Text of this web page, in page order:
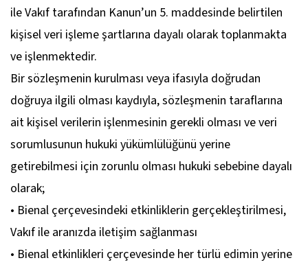
ile Vakıf tarafından Kanun’un 5. maddesinde belirtilen
kişisel veri işleme şartlarına dayalı olarak toplanmakta
ve işlenmektedir.
Bir sözleşmenin kurulması veya ifasıyla doğrudan
doğruya ilgili olması kaydıyla, sözleşmenin taraflarına
ait kişisel verilerin işlenmesinin gerekli olması ve veri
sorumlusunun hukuki yükümlülüğünü yerine
getirebilmesi için zorunlu olması hukuki sebebine dayalı
olarak;
• Bienal çerçevesindeki etkinliklerin gerçekleştirilmesi,
Vakıf ile aranızda iletişim sağlanması
• Bienal etkinlikleri çerçevesinde her türlü edimin yerine